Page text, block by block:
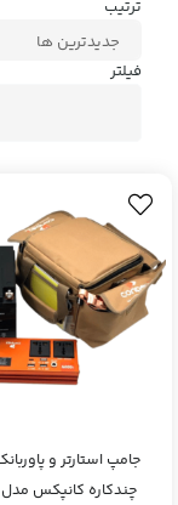
ترتیب
فیلتر
چندکاره کانپکس مدل KM 950